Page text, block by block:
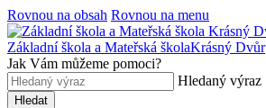
Rovnou na obsah Rovnou na menu
Základní škola a Mateřská školaKrásný Dvůr
Jak Vám můžeme pomoci?
Hledaný výraz
Hledat